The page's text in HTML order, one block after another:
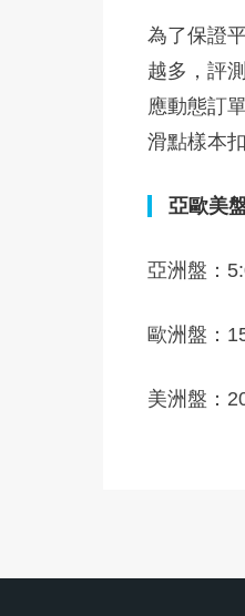
為了保證
越多，評
應動態訂
滑點樣本
亞歐美
亞洲盤：
歐洲盤：
美洲盤：